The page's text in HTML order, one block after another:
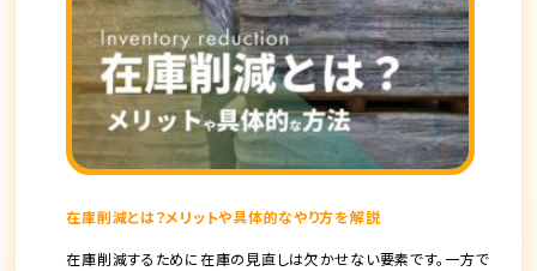
在庫削減とは？メリットや具体的なやり方を解説
在庫削減するために在庫の見直しは欠かせない要素です。一方で